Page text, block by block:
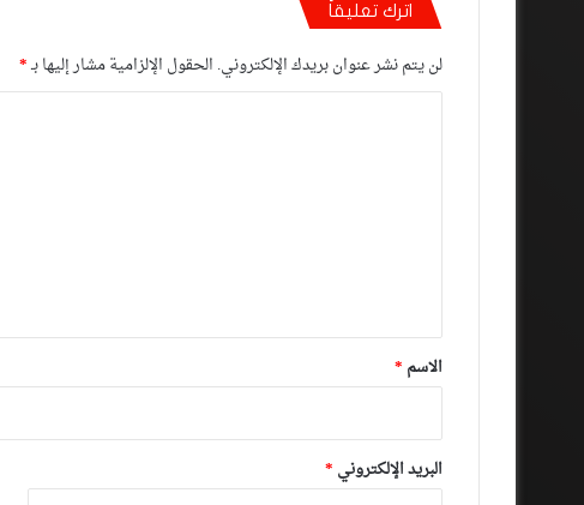
اترك تعليقاً
لن يتم نشر عنوان بريدك الإلكتروني. الحقول الإلزامية مشار إليها بـ*
*
الاسم *
البريد الإلكتروني *